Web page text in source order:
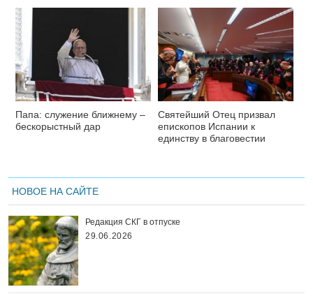
Папа: служение ближнему –
бескорыстный дар
Святейший Отец призвал
епископов Испании к
единству в благовестии
НОВОЕ НА САЙТЕ
Редакция СКГ в отпуске
29.06.2026